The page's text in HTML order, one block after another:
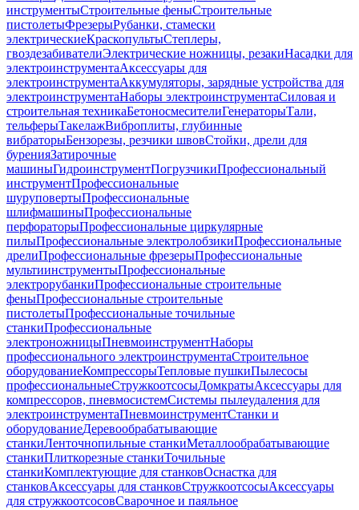
инструментыСтроительные феныСтроительные
пистолетыФрезерыРубанки, стамески
электрическиеКраскопультыСтеплеры,
гвоздезабивателиЭлектрические ножницы, резакиНасадки для
электроинструментаАксессуары для
электроинструментаАккумуляторы, зарядные устройства для
электроинструментаНаборы электроинструментаСиловая и
строительная техникаБетоносмесителиГенераторыТали,
тельферыТакелажВиброплиты, глубинные
вибраторыБензорезы, резчики швовСтойки, дрели для
буренияЗатирочные
машиныГидроинструментПогрузчикиПрофессиональный
инструментПрофессиональные
шуруповертыПрофессиональные
шлифмашиныПрофессиональные
перфораторыПрофессиональные циркулярные
пилыПрофессиональные электролобзикиПрофессиональные
дрелиПрофессиональные фрезерыПрофессиональные
мультиинструментыПрофессиональные
электрорубанкиПрофессиональные строительные
феныПрофессиональные строительные
пистолетыПрофессиональные точильные
станкиПрофессиональные
электроножницыПневмоинструментНаборы
профессионального электроинструментаСтроительное
оборудованиеКомпрессорыТепловые пушкиПылесосы
профессиональныеСтружкоотсосыДомкратыАксессуары для
компрессоров, пневмосистемСистемы пылеудаления для
электроинструментаПневмоинструментСтанки и
оборудованиеДеревообрабатывающие
станкиЛенточнопильные станкиМеталлообрабатывающие
станкиПлиткорезные станкиТочильные
станкиКомплектующие для станковОснастка для
станковАксессуары для станковСтружкоотсосыАксессуары
для стружкоотсосовСварочное и паяльное